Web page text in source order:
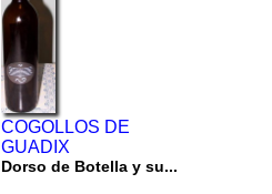
COGOLLOS DE
GUADIX
Dorso de Botella y su...